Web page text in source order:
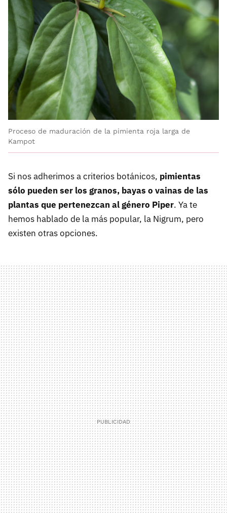
Proceso de maduración de la pimienta roja larga de
Kampot
Si nos adherimos a criterios botánicos, pimientas
sólo pueden ser los granos, bayas o vainas de las
plantas que pertenezcan al género Piper. Ya te
hemos hablado de la más popular, la Nigrum, pero
existen otras opciones.